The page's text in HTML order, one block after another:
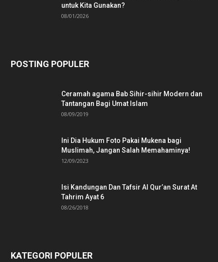
untuk Kita Gunakan?
08/01/2026
POSTING POPULER
Ceramah agama Bab Sihir-sihir Modern dan
Tantangan Bagi Umat Islam
08/09/2019
Ini Dia Hukum Foto Pakai Mukena bagi
Muslimah, Jangan Salah Memahaminya!
12/09/2023
Isi Kandungan Dan Tafsir Al Qur’an Surat At
Tahrim Ayat 6
08/26/2018
KATEGORI POPULER